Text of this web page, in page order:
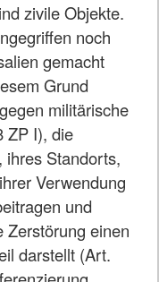
zivile Objekte.
noch
gemacht
Grund
militärische
ZP I), die
ihres Standorts,
Verwendung
und
Zerstörung einen
darstellt (Art.